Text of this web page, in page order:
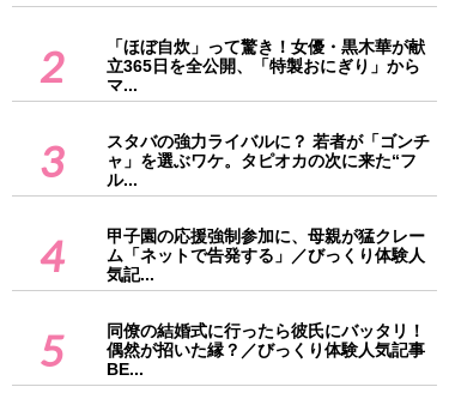
2
「ほぼ自炊」って驚き！女優・黒木華が献
立365日を全公開、「特製おにぎり」から
マ...
3
スタバの強力ライバルに？ 若者が「ゴンチ
ャ」を選ぶワケ。タピオカの次に来た“フ
ル...
4
甲子園の応援強制参加に、母親が猛クレー
ム「ネットで告発する」／びっくり体験人
気記...
5
同僚の結婚式に行ったら彼氏にバッタリ！
偶然が招いた縁？／びっくり体験人気記事
BE...